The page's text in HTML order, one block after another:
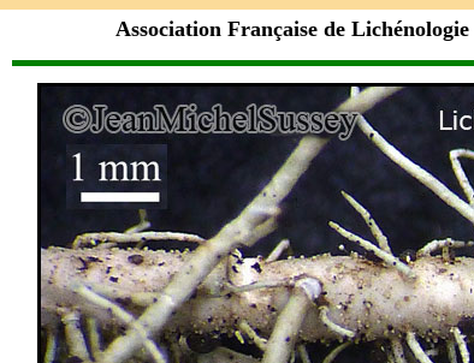
Association Française de Lichénologie